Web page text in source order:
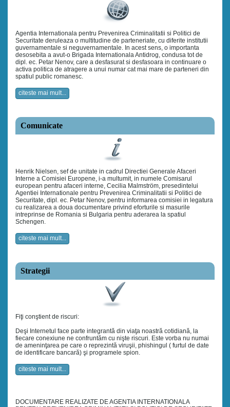
Agentia Internationala pentru Prevenirea Criminalitatii si Politici de
Securitate deruleaza o multitudine de parteneriate, cu diferite institutii
guvernamentale si neguvernamentale. In acest sens, o importanta
desosebita a avut-o Brigada Internationala Antidrog, condusa tot de
dipl. ec. Petar Nenov, care a desfasurat si desfasoara in continuare o
activa politica de atragere a unui numar cat mai mare de parteneri din
spatiul public romanesc.
citeste mai mult...
Comunicate
Henrik Nielsen, sef de unitate in cadrul Directiei Generale Afaceri
Interne a Comisiei Europene, i-a multumit, in numele Comisarul
european pentru afaceri interne, Cecilia Malmström, presedintelui
Agentiei Internationale pentru Prevenirea Criminalitatii si Politici de
Securitate, dipl. ec. Petar Nenov, pentru informarea comisiei in legatura
cu realizarea a doua documentare privind eforturile si masurile
intreprinse de Romania si Bulgaria pentru aderarea la spatiul
Schengen.
citeste mai mult...
Strategii
Fiţi conştient de riscuri:
Deşi Internetul face parte integrantă din viaţa noastră cotidiană, la
fiecare conexiune ne confruntăm cu nişte riscuri. Este vorba nu numai
de ameninţarea pe care o reprezintă viruşii, phishingul ( furtul de date
de identificare bancară) şi programele spion.
citeste mai mult...
DOCUMENTARE REALIZATE DE AGENTIA INTERNATIONALA